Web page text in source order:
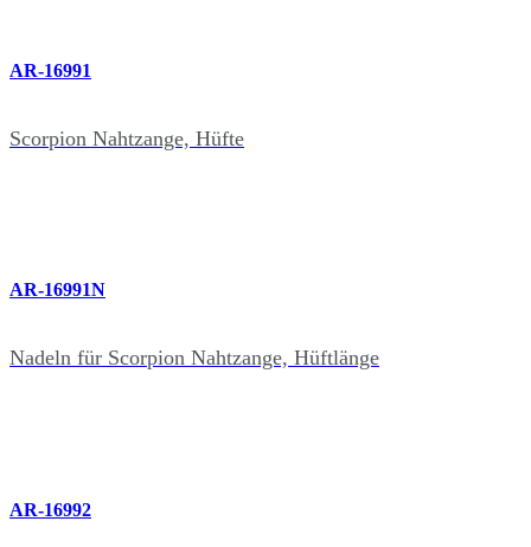
AR-16991
Scorpion Nahtzange, Hüfte
AR-16991N
Nadeln für Scorpion Nahtzange, Hüftlänge
AR-16992